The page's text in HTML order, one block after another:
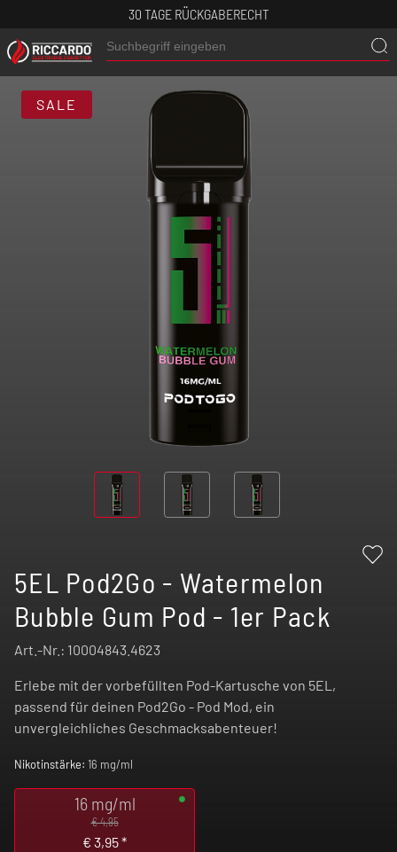
30 TAGE RÜCKGABERECHT
SALE
5EL Pod2Go - Watermelon
Bubble Gum Pod - 1er Pack
Art.-Nr.: 10004843.4623
Erlebe mit der vorbefüllten Pod-Kartusche von 5EL,
passend für deinen Pod2Go - Pod Mod, ein
unvergleichliches Geschmacksabenteuer!
Nikotinstärke: 16 mg/ml
16 mg/ml
€ 4,95
€ 3,95*